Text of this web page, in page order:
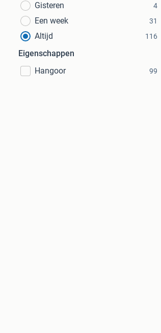
Gisteren 4
Een week 31
Altijd 116
Eigenschappen
Hangoor
99